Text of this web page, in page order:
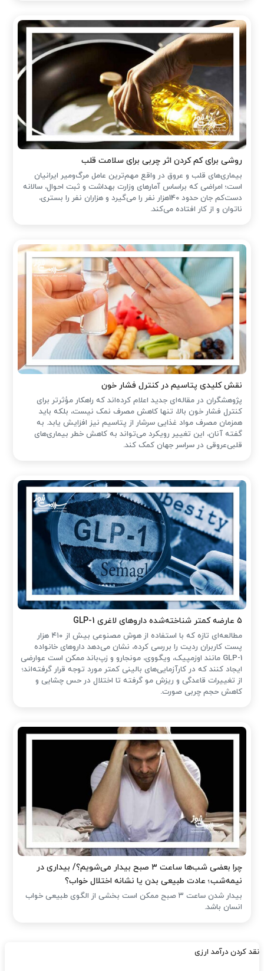
روشی برای کم کردن اثر چربی برای سلامت قلب
بیماری‌های قلب و عروق در واقع مهم‌ترین عامل مرگ‌ومیر ایرانیان
است؛ امراضی که براساس آمارهای وزارت بهداشت و ثبت احوال، سالانه
دست‌کم جان حدود 140هزار نفر را می‌گیرد و هزاران نفر را بستری،
ناتوان و از کار افتاده می‌کند.
نقش کلیدی پتاسیم در کنترل فشار خون
پژوهشگران در مقاله‌ای جدید اعلام کرده‌اند که راهکار مؤثرتر برای
کنترل فشار خون بالا، تنها کاهش مصرف نمک نیست، بلکه باید
همزمان مصرف مواد غذایی سرشار از پتاسیم نیز افزایش یابد. به
گفته آنان، این تغییر رویکرد می‌تواند به کاهش خطر بیماری‌های
قلبی‌عروقی در سراسر جهان کمک کند.
۵ عارضه کمتر شناخته‌شده داروهای لاغری GLP-1
مطالعه‌ای تازه که با استفاده از هوش مصنوعی بیش از ۴۱۰ هزار
پست کاربران ردیت را بررسی کرده، نشان می‌دهد داروهای خانواده
GLP-1 مانند اوزمپیک، ویگووی، مونجارو و زپ‌باند ممکن است عوارضی
ایجاد کنند که در کارآزمایی‌های بالینی کمتر مورد توجه قرار گرفته‌اند؛
از تغییرات قاعدگی و ریزش مو گرفته تا اختلال در حس چشایی و
کاهش حجم چربی صورت.
چرا بعضی شب‌ها ساعت ۳ صبح بیدار می‌شویم؟/ بیداری در
نیمه‌شب؛ عادت طبیعی بدن یا نشانه اختلال خواب؟
بیدار شدن ساعت ۳ صبح ممکن است بخشی از الگوی طبیعی خواب
انسان باشد.
نقد کردن درآمد ارزی